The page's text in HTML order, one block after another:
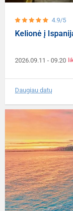
4.9/5
Kelionė į
2026.09.11 - 09.20
Daugiau datų